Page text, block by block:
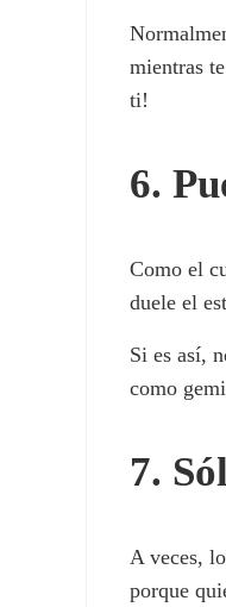
mientras
ti!
6.
Como el
duele el
Si es así,
como
7.
A veces,
porque